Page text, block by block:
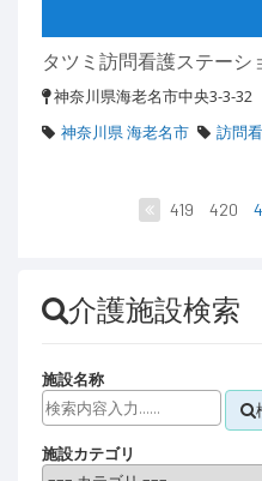
タツミ訪問看護ステーシ
神奈川県海老名市中央3-3-
神奈川県 海老名市
訪問
419 420
介護施設検索
施設名称
施設カテゴリ